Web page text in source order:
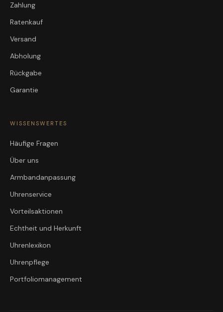
Zahlung
Ratenkauf
Versand
Abholung
Rückgabe
Garantie
WISSENSWERTES
Häufige Fragen
Über uns
Armbandanpassung
Uhrenservice
Vorteilsaktionen
Echtheit und Herkunft
Uhrenlexikon
Uhrenpflege
Portfoliomanagement